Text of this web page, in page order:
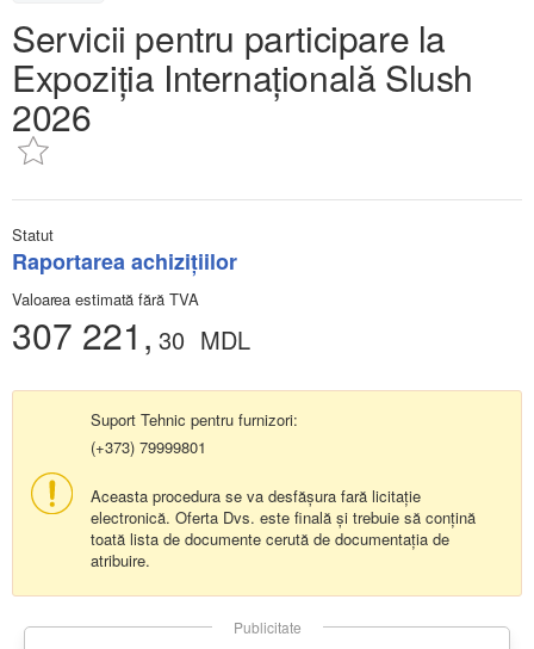
Servicii pentru participare la
Expoziția Internațională Slush
2026
Statut
Raportarea achizițiilor
Valoarea estimată fără TVA
307 221, 30 MDL
Suport Tehnic pentru furnizori:
(+373) 79999801
Aceasta procedura se va desfășura fară licitație
electronică. Oferta Dvs. este finală și trebuie să conțină
toată lista de documente cerută de documentația de
atribuire.
Publicitate